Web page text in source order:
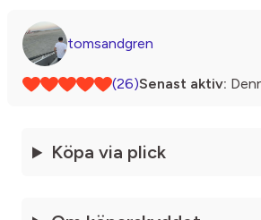
tomsandgren
(26)Senast aktiv:
Köpa via plick